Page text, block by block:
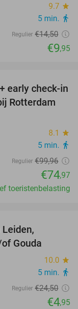
9.7 star
5 min. directions_walk
Regulier €14,50
€9,95
25%
early check-in
Rotterdam
8.1 star
5 min. directions_walk
Regulier €99,96
€74,97
toeristenbelasting
Gouda
10.0 star
5 min. directions_walk
Regulier €24,50
€4,95